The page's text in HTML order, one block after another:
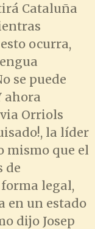
Cataluña
ocurra,
se puede
ahora
Orriols
la líder
mismo que el
de
legal,
en un estado
dijo Josep